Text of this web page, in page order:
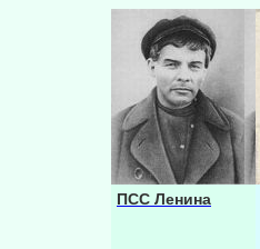
ПСС Ленина